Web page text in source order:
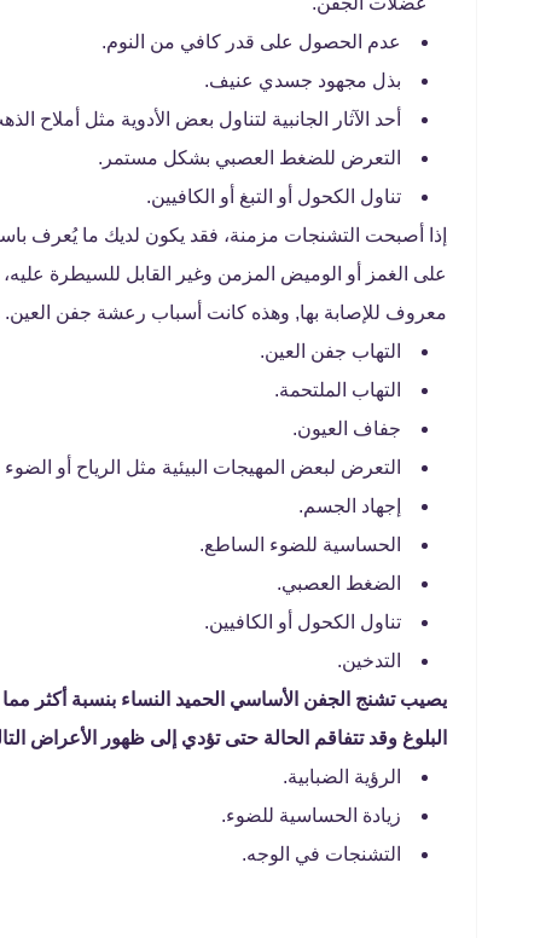
عدم الحصول على قدر كافي من النوم.
بذل مجهود جسدي عنيف.
أحد الآثار الجانبية لتناول بعض الأدوية مثل أملاح
التعرض للضغط العصبي بشكل مستمر.
تناول الكحول أو التبغ أو الكافيين.
إذا أصبحت التشنجات مزمنة، فقد يكون لديك ما يُعرف
على الغمز أو الوميض المزمن وغير القابل للسيطرة
معروف للإصابة بها, وهذه كانت أسباب رعشة جفن العين.
التهاب جفن العين.
التهاب الملتحمة.
جفاف العيون.
التعرض لبعض المهيجات البيئية مثل الرياح أو
إجهاد الجسم.
الحساسية للضوء الساطع.
الضغط العصبي.
تناول الكحول أو الكافيين.
التدخين.
يصيب تشنج الجفن الأساسي الحميد النساء بنسبة أكثر
البلوغ وقد تتفاقم الحالة حتى تؤدي إلى ظهور الأعراض
الرؤية الضبابية.
زيادة الحساسية للضوء.
التشنجات في الوجه.